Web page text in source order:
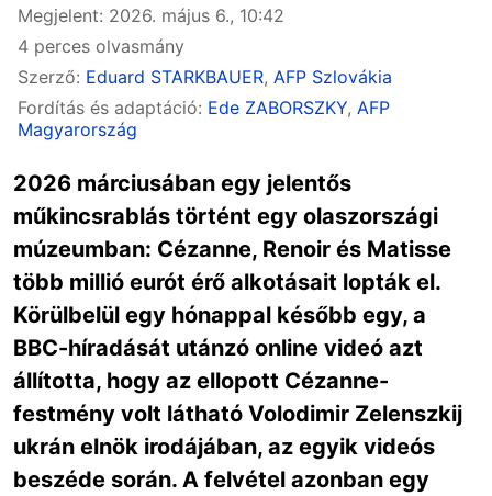
Megjelent: 2026. május 6., 10:42
4 perces olvasmány
Szerző: Eduard STARKBAUER, AFP Szlovákia
Fordítás és adaptáció: Ede ZABORSZKY, AFP
Magyarország
2026 márciusában egy jelentős
műkincsrablás történt egy olaszországi
múzeumban: Cézanne, Renoir és Matisse
több millió eurót érő alkotásait lopták el.
Körülbelül egy hónappal később egy, a
BBC-híradását utánzó online videó azt
állította, hogy az ellopott Cézanne-
festmény volt látható Volodimir Zelenszkij
ukrán elnök irodájában, az egyik videós
beszéde során. A felvétel azonban egy